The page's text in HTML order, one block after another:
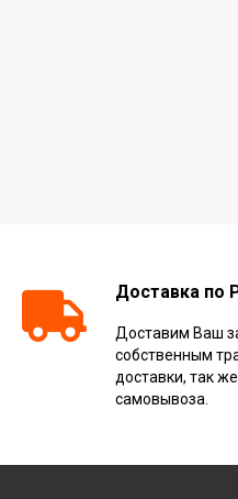
Доставка по
Доставим Ваш
собственным
доставки, так
самовывоза.